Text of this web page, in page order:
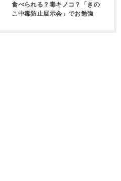
食べられる？毒キノコ？「きの
こ中毒防止展示会」でお勉強